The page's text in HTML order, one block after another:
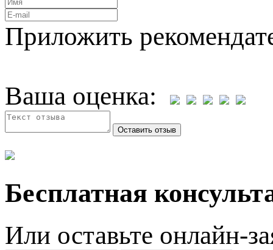
Приложить
Ваша оценка:
Бесплатная
Или оставьте онлайн-